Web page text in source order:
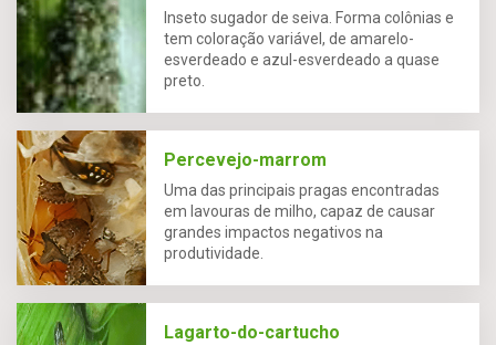
Inseto sugador de seiva. Forma colônias e
tem coloração variável, de amarelo-
esverdeado e azul-esverdeado a quase
preto.
Percevejo-marrom
Uma das principais pragas encontradas
em lavouras de milho, capaz de causar
grandes impactos negativos na
produtividade.
Lagarto-do-cartucho